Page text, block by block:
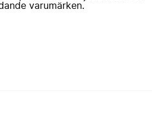
varumärken.